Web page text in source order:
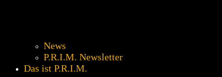
News
P.R.I.M. Newsletter
Das ist P.R.I.M.